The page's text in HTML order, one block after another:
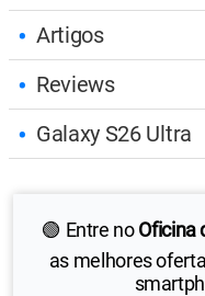
Artigos
Reviews
Galaxy S26 Ultra
🟢 Entre noOficina
as melhores